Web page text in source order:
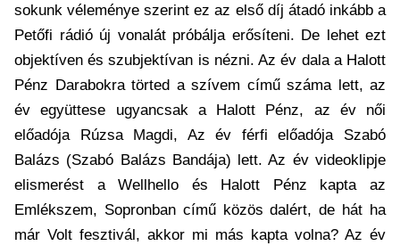
sokunk véleménye szerint ez az első díj átadó inkább a
Petőfi rádió új vonalát próbálja erősíteni. De lehet ezt
objektíven és szubjektívan is nézni. Az év dala a Halott
Pénz Darabokra törted a szívem című száma lett, az
év együttese ugyancsak a Halott Pénz, az év női
előadója Rúzsa Magdi, Az év férfi előadója Szabó
Balázs (Szabó Balázs Bandája) lett. Az év videoklipje
elismerést a Wellhello és Halott Pénz kapta az
Emlékszem, Sopronban című közös dalért, de hát ha
már Volt fesztivál, akkor mi más kapta volna? Az év